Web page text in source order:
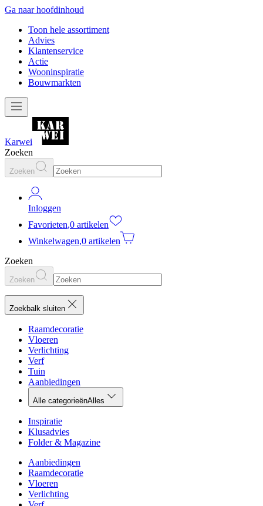
Ga naar hoofdinhoud
Toon hele assortiment
Advies
Klantenservice
Actie
Wooninspiratie
Bouwmarkten
Karwei
Zoeken
Zoeken
Inloggen
Favorieten,0 artikelen
Winkelwagen,0 artikelen
Zoeken
Zoeken
Zoekbalk sluiten
Raamdecoratie
Vloeren
Verlichting
Verf
Tuin
Aanbiedingen
Alle categorieënAlles
Inspiratie
Klusadvies
Folder & Magazine
Aanbiedingen
Raamdecoratie
Vloeren
Verlichting